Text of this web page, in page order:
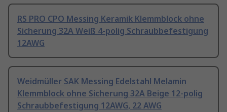
RS PRO CPO Messing Keramik Klemmblock ohne
Sicherung 32A Weiß 4-polig Schraubbefestigung
12AWG
Weidmüller SAK Messing Edelstahl Melamin
Klemmblock ohne Sicherung 32A Beige 12-polig
Schraubbefestigung 12AWG, 22 AWG